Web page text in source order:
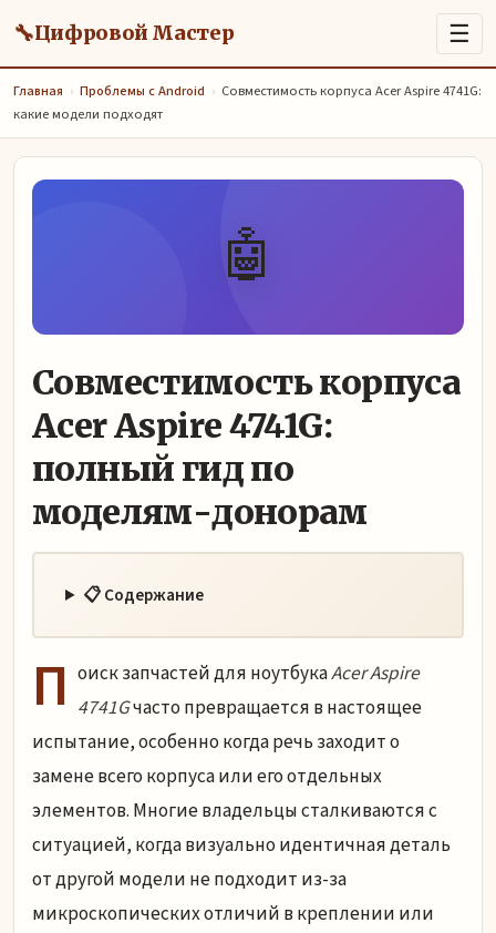
🔧Цифровой Мастер ☰
Главная › Проблемы с Android › Совместимость корпуса Acer Aspire 4741G:
какие модели подходят
🤖
Совместимость корпуса
Acer Aspire 4741G:
полный гид по
моделям-донорам
📋 Содержание
П оиск запчастей для ноутбукаAcer Aspire
4741Gчасто превращается в настоящее
испытание, особенно когда речь заходит о
замене всего корпуса или его отдельных
элементов. Многие владельцы сталкиваются с
ситуацией, когда визуально идентичная деталь
от другой модели не подходит из-за
микроскопических отличий в креплении или